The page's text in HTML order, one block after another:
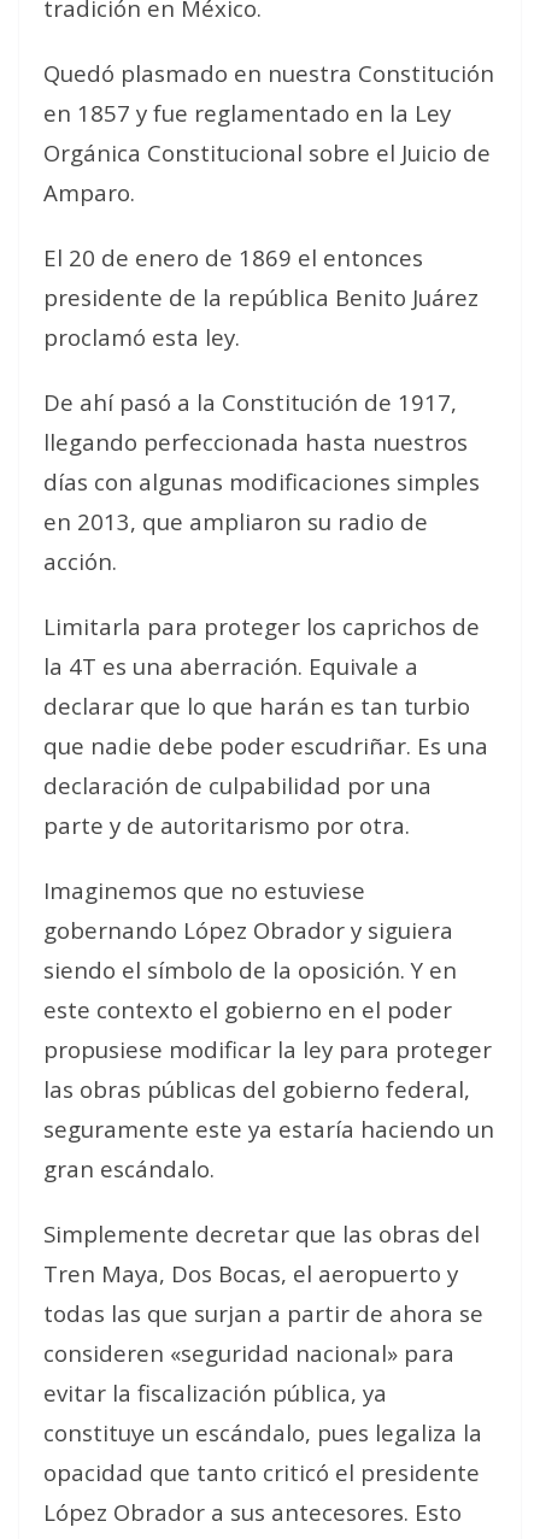
tradición en México.
Quedó plasmado en nuestra Constitución
en 1857 y fue reglamentado en la Ley
Orgánica Constitucional sobre el Juicio de
Amparo.
El 20 de enero de 1869 el entonces
presidente de la república Benito Juárez
proclamó esta ley.
De ahí pasó a la Constitución de 1917,
llegando perfeccionada hasta nuestros
días con algunas modificaciones simples
en 2013, que ampliaron su radio de
acción.
Limitarla para proteger los caprichos de
la 4T es una aberración. Equivale a
declarar que lo que harán es tan turbio
que nadie debe poder escudriñar. Es una
declaración de culpabilidad por una
parte y de autoritarismo por otra.
Imaginemos que no estuviese
gobernando López Obrador y siguiera
siendo el símbolo de la oposición. Y en
este contexto el gobierno en el poder
propusiese modificar la ley para proteger
las obras públicas del gobierno federal,
seguramente este ya estaría haciendo un
gran escándalo.
Simplemente decretar que las obras del
Tren Maya, Dos Bocas, el aeropuerto y
todas las que surjan a partir de ahora se
consideren «seguridad nacional» para
evitar la fiscalización pública, ya
constituye un escándalo, pues legaliza la
opacidad que tanto criticó el presidente
López Obrador a sus antecesores. Esto